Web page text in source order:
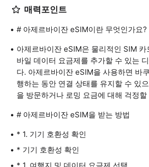
매력포인트
# 아제르바이잔 eSIM이란 무엇인가요?
아제르바이잔 eSIM은 물리적인 SIM
바일 데이터 요금제를 추가할 수 있는
다. 아제르바이잔 eSIM을 사용하면 바
행하는 동안 연결 상태를 유지할 수 있
을 방문하거나 로밍 요금에 대해 걱정
# 아제르바이잔 eSIM을 받는 방법
* 1. 기기 호환성 확인
* 기기 호환성 확인